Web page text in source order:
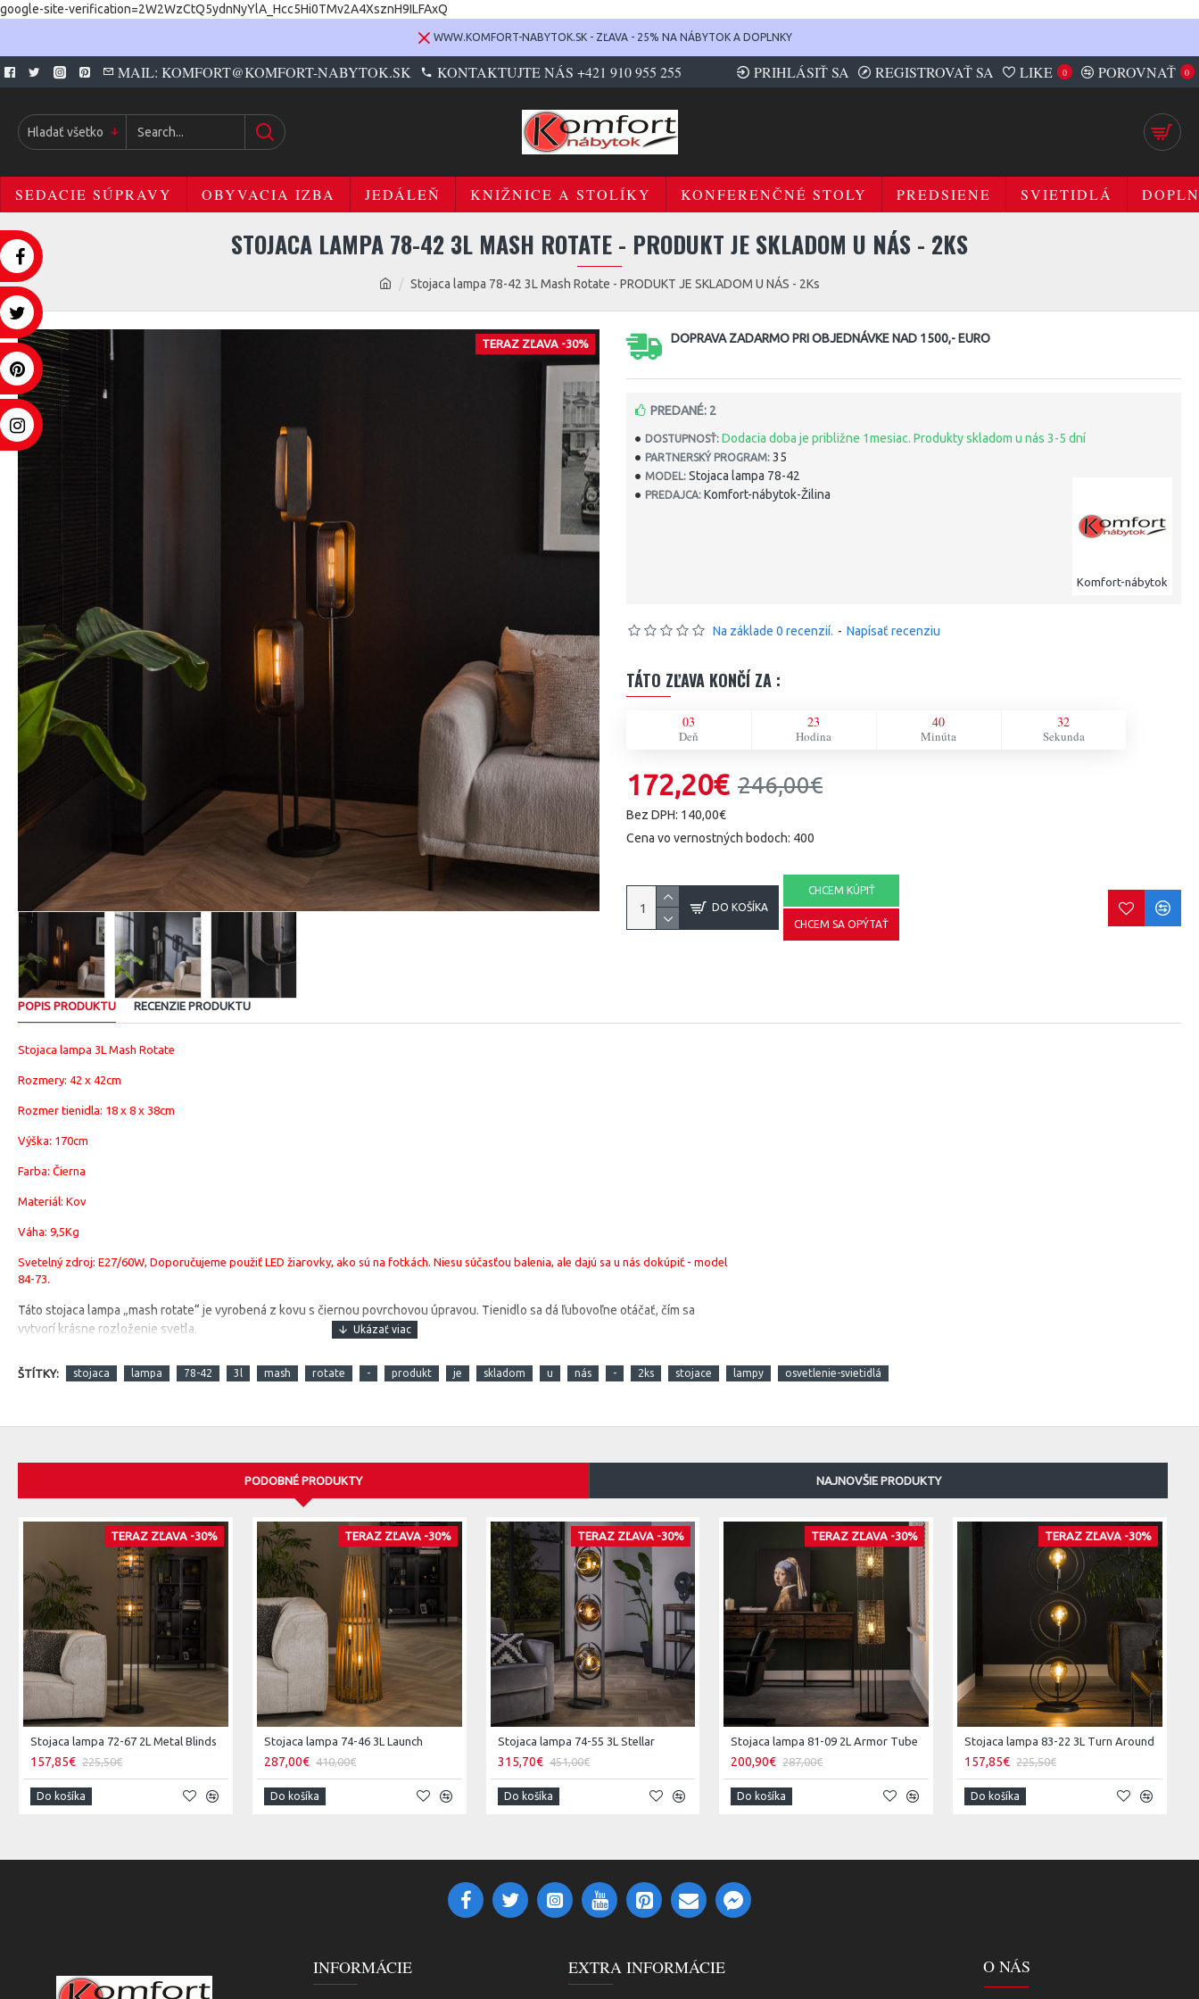
google-site-verification=2W2WzCtQ5ydnNyYlA_Hcc5Hi0TMv2A4XsznH9ILFAxQ
WWW.KOMFORT-NABYTOK.SK - ZĽAVA - 25% NA NÁBYTOK A DOPLNKY
MAIL: KOMFORT@KOMFORT-NABYTOK.SK KONTAKTUJTE NÁS +421 910 955 255 PRIHLÁSIŤ SA REGISTROVAŤ SA LIKE 0 POROVNAŤ 0
Hladať všetko
SEDACIE SÚPRAVY OBYVACIA IZBA JEDÁLEŇ KNIŽNICE A STOLÍKY KONFERENČNÉ STOLY PREDSIENE SVIETIDLÁ
Stojaca lampa 78-42 3L Mash Rotate - PRODUKT JE SKLADOM U NÁS - 2Ks
STOJACA LAMPA 78-42 3L MASH ROTATE - PRODUKT JE SKLADOM U NÁS - 2KS
TERAZ ZĽAVA -30% DOPRAVA ZADARMO PRI OBJEDNÁVKE NAD 1500,- EURO
DOSTUPNOSŤ: Dodacia doba je približne 1mesiac. Produkty skladom u nás 3-5 dní
PARTNERSKÝ PROGRAM: 35
MODEL: Stojaca lampa 78-42
PREDAJCA: Komfort-nábytok-Žilina
Komfort-nábytok
PREDANÉ: 2
Na základe 0 recenzií. - Napísať recenziu
TÁTO ZĽAVA KONČÍ ZA :
03
Deň
23
Hodina
40
Minúta
31
Sekunda
172,20€ 246,00€
Bez DPH: 140,00€
Cena vo vernostných bodoch: 400
DO KOŠÍKA
CHCEM KÚPIŤ
CHCEM SA OPÝTAŤ
POPIS PRODUKTU RECENZIE PRODUKTU
Stojaca lampa 3L Mash Rotate
Rozmery: 42 x 42cm
Rozmer tienidla: 18 x 8 x 38cm
Výška: 170cm
Farba: Čierna
Materiál: Kov
Váha: 9,5Kg
Svetelný zdroj: E27/60W, Doporučujeme použiť LED žiarovky, ako sú na fotkách. Niesu súčasťou balenia, ale dajú sa u nás dokúpiť - model
84-73.
Táto stojaca lampa „mash rotate“ je vyrobená z kovu s čiernou povrchovou úpravou. Tienidlo sa dá ľubovoľne otáčať, čím sa
vytvorí krásne rozloženie svetla.
ŠTÍTKY: stojaca lampa 78-42 3l mash rotate - produkt je skladom u nás - 2ks stojace lampy osvetlenie-svietidlá
PODOBNÉ PRODUKTY NAJNOVŠIE PRODUKTY
TERAZ ZĽAVA -30%
Stojaca lampa 72-67 2L Metal Blinds
157,85€ 225,50€
Do košíka
TERAZ ZĽAVA -30%
Stojaca lampa 74-46 3L Launch
287,00€ 410,00€
Do košíka
TERAZ ZĽAVA -30%
Stojaca lampa 74-55 3L Stellar
315,70€ 451,00€
Do košíka
TERAZ ZĽAVA -30%
Stojaca lampa 81-09 2L Armor Tube
200,90€ 287,00€
Do košíka
TERAZ ZĽAVA -30%
Stojaca lampa 83-22 3L Turn Around
157,85€ 225,50€
Do košíka
INFORMÁCIE EXTRA INFORMÁCIE O NÁS